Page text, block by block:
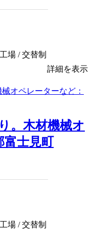
場 / 交替制
詳細を表示
。木材機械オ
士見町
場 / 交替制